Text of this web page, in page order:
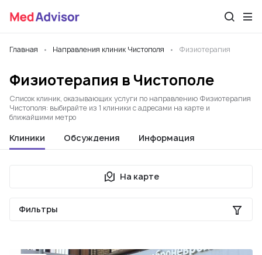
Главная Направления клиник Чистополя Физиотерапия
Физиотерапия в Чистополе
Список клиник, оказывающих услуги по направлению Физиотерапия
Чистополя: выбирайте из 1 клиники с адресами на карте и
ближайшими метро
Клиники Обсуждения Информация
На карте
Фильтры